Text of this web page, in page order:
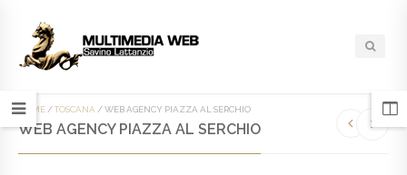
HOME /TOSCANA /WEB AGENCY PIAZZA AL SERCHIO
WEB AGENCY PIAZZA AL SERCHIO